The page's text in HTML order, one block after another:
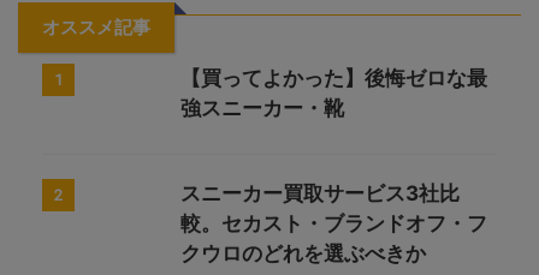
オススメ記事
1
【買ってよかった】後悔ゼロな最
強スニーカー・靴
2
スニーカー買取サービス3社比
較。セカスト・ブランドオフ・フ
クウロのどれを選ぶべきか